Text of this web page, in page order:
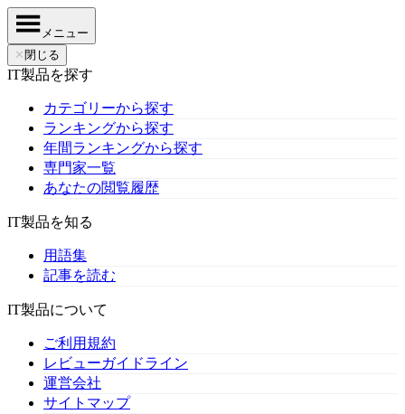
メニュー
✕ 閉じる
IT製品を探す
カテゴリーから探す
ランキングから探す
年間ランキングから探す
専門家一覧
あなたの閲覧履歴
IT製品を知る
用語集
記事を読む
IT製品について
ご利用規約
レビューガイドライン
運営会社
サイトマップ